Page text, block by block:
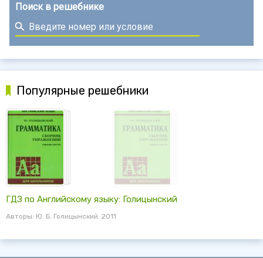
Поиск в решебнике
Популярные решебники
ГДЗ по Английскому языку: Голицынский
Авторы: Ю. Б. Голицынский. 2011